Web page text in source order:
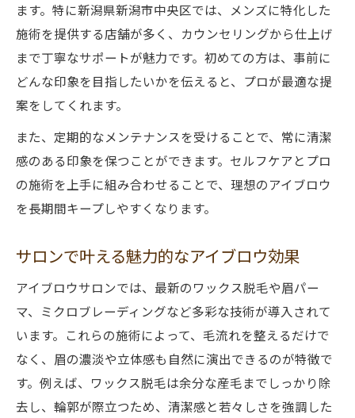
ます。特に新潟県新潟市中央区では、メンズに特化した
施術を提供する店舗が多く、カウンセリングから仕上げ
まで丁寧なサポートが魅力です。初めての方は、事前に
どんな印象を目指したいかを伝えると、プロが最適な提
案をしてくれます。
また、定期的なメンテナンスを受けることで、常に清潔
感のある印象を保つことができます。セルフケアとプロ
の施術を上手に組み合わせることで、理想のアイブロウ
を長期間キープしやすくなります。
サロンで叶える魅力的なアイブロウ効果
アイブロウサロンでは、最新のワックス脱毛や眉パー
マ、ミクロブレーディングなど多彩な技術が導入されて
います。これらの施術によって、毛流れを整えるだけで
なく、眉の濃淡や立体感も自然に演出できるのが特徴で
す。例えば、ワックス脱毛は余分な産毛までしっかり除
去し、輪郭が際立つため、清潔感と若々しさを強調した